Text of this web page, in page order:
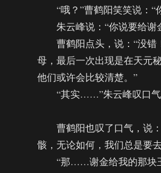
“哦？”曹鹤阳笑笑说：“
朱云峰说：“你说要给谢
曹鹤阳点头，说：“没错
母，最后一次出现是在天元
他们或许会比较清楚。”
“其实……”朱云峰叹口气
曹鹤阳也叹了口气，说
骸，无论如何，我们总是要
“那……谢金给我的那块玉